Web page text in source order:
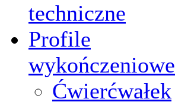
techniczne
Profile
wykończeniowe
Ćwierćwałek